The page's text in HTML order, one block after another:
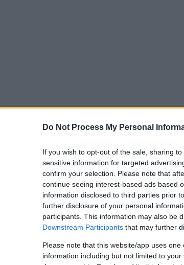
Do Not Process My Personal
If you wish to opt-out of the sale, sharing
sensitive information for targeted
confirm your selection. Please note that
continue seeing interest-based ads based
information disclosed to third parties prior
further disclosure of your personal
participants. This information may also be
Downstream Participants that may further
Please note that this website/app uses
information including but not limited to
σε απόσταση 150 μέτρων από
με το Interfax.
κατά μήκος της γραμμής